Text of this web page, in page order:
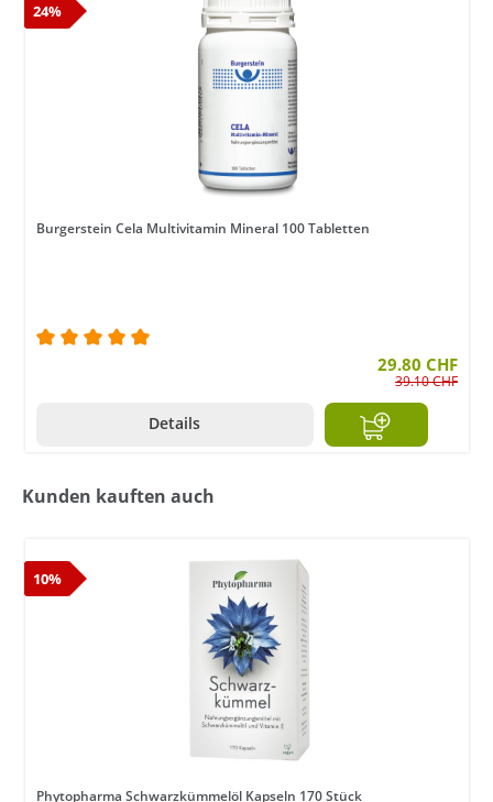
24%
Burgerstein Cela Multivitamin Mineral 100 Tabletten
Durchschnittliche Bewertung von 5 von 5 Sternen
29.80 CHF
39.10 CHF
Details
Kunden kauften auch
10%
Phytopharma Schwarzkümmelöl Kapseln 170 Stück